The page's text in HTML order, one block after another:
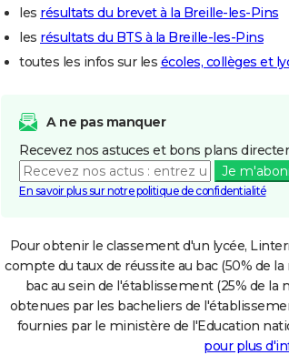
les résultats du brevet à la Breille-les-Pins
les résultats du BTS à la Breille-les-Pins
toutes les infos sur les écoles, collèges et
A ne pas manquer
Recevez nos astuces et bons plans
Je
En savoir plus sur notre politique de confidentialité
Pour obtenir le classement d'un lycée,
compte du taux de réussite au bac (50% de
bac au sein de l'établissement (25% de
obtenues par les bacheliers de
fournies par le ministère de l'Education
pour plus